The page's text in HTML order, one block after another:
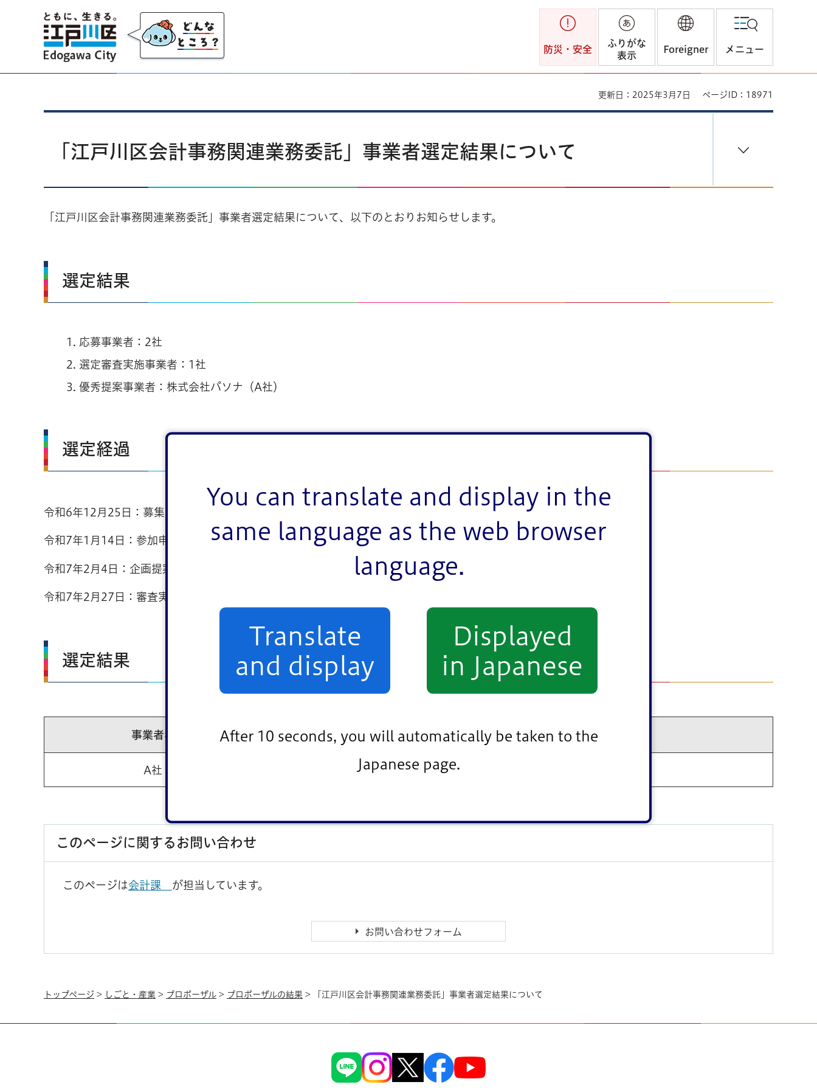
You can translate and display in the
same language as the web browser
language.
Translate
and display
Displayed
in Japanese
After 10 seconds, you will automatically be taken to the
Japanese page.
江戸川区
防災・安全
ふりがな
表示
Foreigner メニュー
更新日：2025年3月7日 ページID：18971
「江戸川区会計事務関連業務委託」事業者選定結果について
「江戸川区会計事務関連業務委託」事業者選定結果について、以下のとおりお知らせします。
選定結果
応募事業者：2社
選定審査実施事業者：1社
優秀提案事業者：株式会社パソナ（A社）
選定経過
令和6年12月25日：募集要領の公表
令和7年1月14日：参加申込書の提出
令和7年2月4日：企画提案書類等の提出
令和7年2月27日：審査実施
選定結果
事業者名 評価点
A社 78.3点
このページに関するお問い合わせ
このページは会計課 が担当しています。
トップページ > しごと・産業 > プロポーザル > プロポーザルの結果 > 「江戸川区会計事務関連業務委託」事業者選定結果について